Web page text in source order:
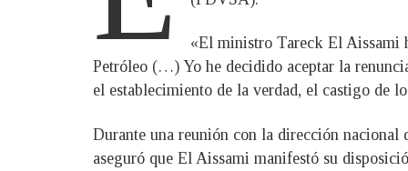
«El ministro Tareck El Aissami
Petróleo (…) Yo he decidido aceptar la
el establecimiento de la verdad, el castigo de
Durante una reunión con la dirección
aseguró que El Aissami manifestó su